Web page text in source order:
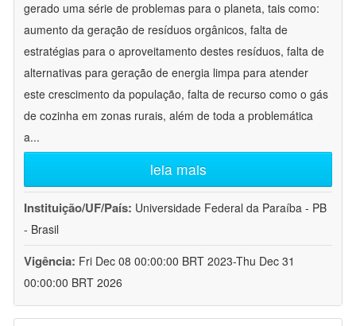
gerado uma série de problemas para o planeta, tais como:
aumento da geração de resíduos orgânicos, falta de
estratégias para o aproveitamento destes resíduos, falta de
alternativas para geração de energia limpa para atender
este crescimento da população, falta de recurso como o gás
de cozinha em zonas rurais, além de toda a problemática
a...
leia mais
Instituição/UF/País: Universidade Federal da Paraíba - PB
- Brasil
Vigência: Fri Dec 08 00:00:00 BRT 2023-Thu Dec 31
00:00:00 BRT 2026